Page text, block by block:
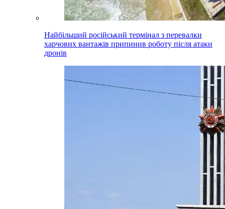
Найбільший російський термінал з перевалки
харчових вантажів припинив роботу після атаки
дронів